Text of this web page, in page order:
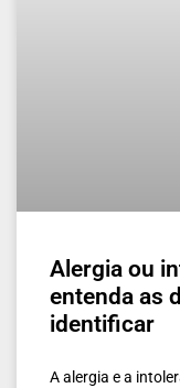
Alergia ou
entenda as
identificar
A alergia e a